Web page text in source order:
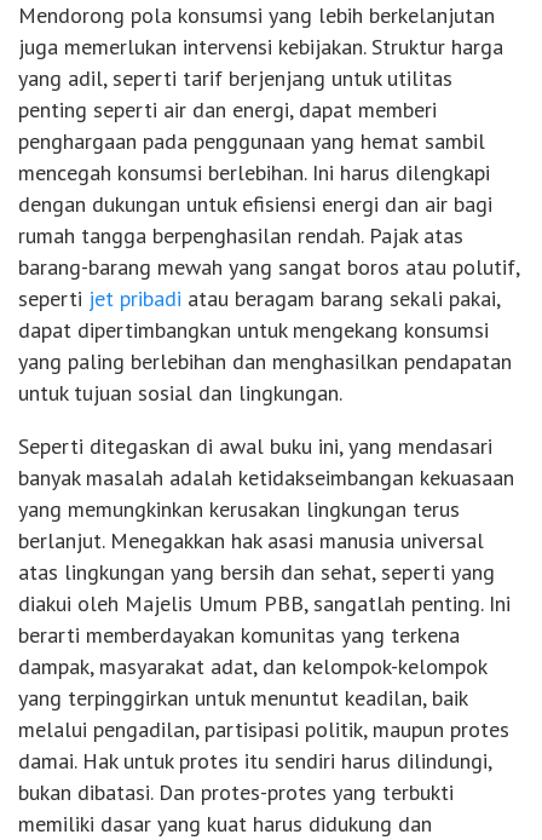
Mendorong pola konsumsi yang lebih berkelanjutan
juga memerlukan intervensi kebijakan. Struktur harga
yang adil, seperti tarif berjenjang untuk utilitas
penting seperti air dan energi, dapat memberi
penghargaan pada penggunaan yang hemat sambil
mencegah konsumsi berlebihan. Ini harus dilengkapi
dengan dukungan untuk efisiensi energi dan air bagi
rumah tangga berpenghasilan rendah. Pajak atas
barang-barang mewah yang sangat boros atau polutif,
seperti jet pribadi atau beragam barang sekali pakai,
dapat dipertimbangkan untuk mengekang konsumsi
yang paling berlebihan dan menghasilkan pendapatan
untuk tujuan sosial dan lingkungan.
Seperti ditegaskan di awal buku ini, yang mendasari
banyak masalah adalah ketidakseimbangan kekuasaan
yang memungkinkan kerusakan lingkungan terus
berlanjut. Menegakkan hak asasi manusia universal
atas lingkungan yang bersih dan sehat, seperti yang
diakui oleh Majelis Umum PBB, sangatlah penting. Ini
berarti memberdayakan komunitas yang terkena
dampak, masyarakat adat, dan kelompok-kelompok
yang terpinggirkan untuk menuntut keadilan, baik
melalui pengadilan, partisipasi politik, maupun protes
damai. Hak untuk protes itu sendiri harus dilindungi,
bukan dibatasi. Dan protes-protes yang terbukti
memiliki dasar yang kuat harus didukung dan